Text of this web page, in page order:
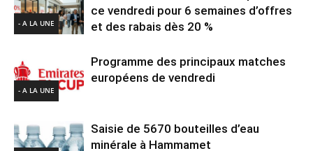
- A LA UNE
ce vendredi pour 6 semaines d’offres
et des rabais dès 20 %
- A LA UNE
Programme des principaux matches
européens de vendredi
Saisie de 5670 bouteilles d’eau
minérale à Hammamet